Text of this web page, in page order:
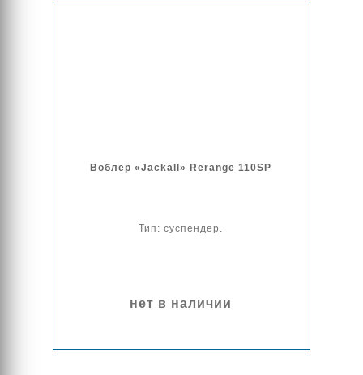
Воблер «Jackall» Rerange 110SP
Тип: суспендер.
нет в наличии